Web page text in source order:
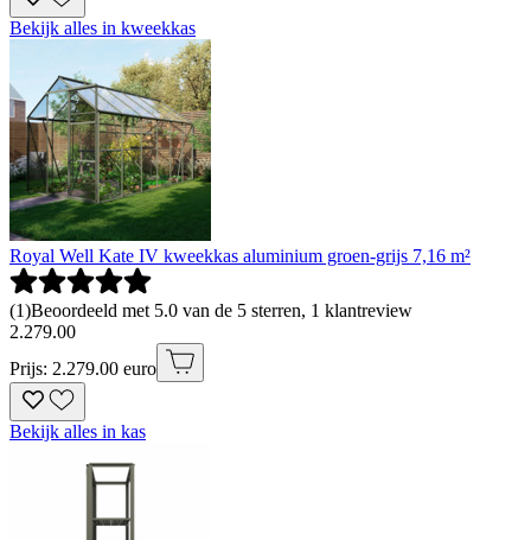
Bekijk alles in kweekkas
Royal Well Kate IV kweekkas aluminium groen-grijs 7,16 m²
(1)Beoordeeld met 5.0 van de 5 sterren, 1 klantreview
2.279.00
Prijs: 2.279.00 euro
Bekijk alles in kas